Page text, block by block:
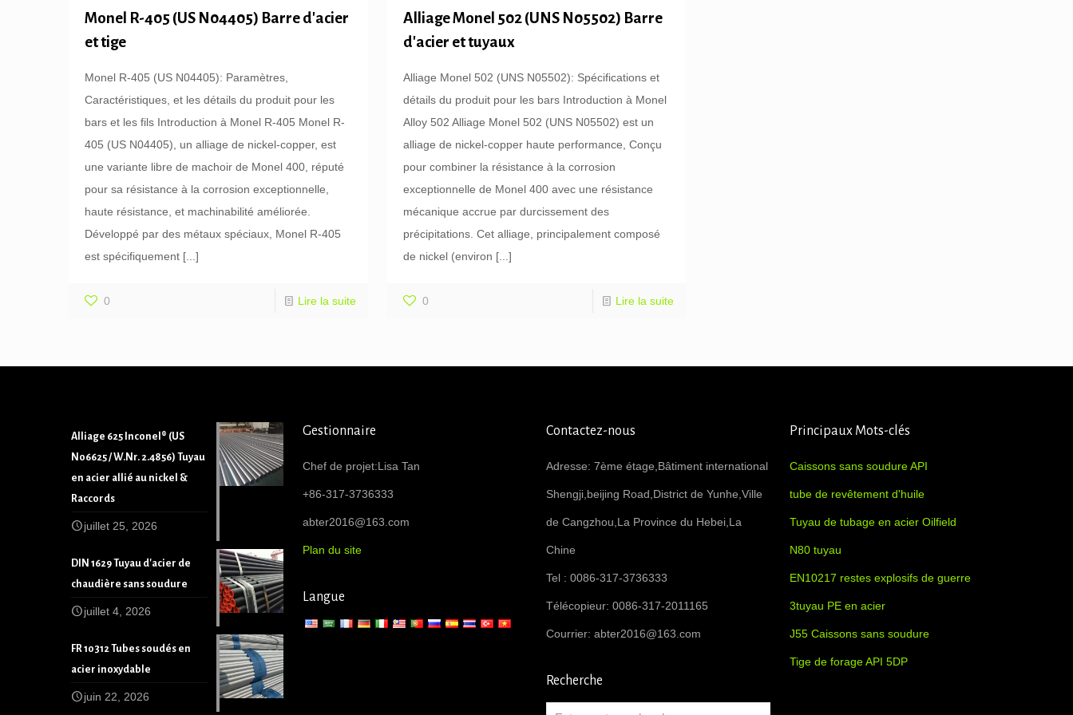
Monel R-405 (US N04405) Barre d'acier
et tige
Monel R-405 (US N04405): Paramètres,
Caractéristiques, et les détails du produit pour les
bars et les fils Introduction à Monel R-405 Monel R-
405 (US N04405), un alliage de nickel-copper, est
une variante libre de machoir de Monel 400, réputé
pour sa résistance à la corrosion exceptionnelle,
haute résistance, et machinabilité améliorée.
Développé par des métaux spéciaux, Monel R-405
est spécifiquement[...]
0 Lire la suite
Alliage Monel 502 (UNS N05502) Barre
d'acier et tuyaux
Alliage Monel 502 (UNS N05502): Spécifications et
détails du produit pour les bars Introduction à Monel
Alloy 502 Alliage Monel 502 (UNS N05502) est un
alliage de nickel-copper haute performance, Conçu
pour combiner la résistance à la corrosion
exceptionnelle de Monel 400 avec une résistance
mécanique accrue par durcissement des
précipitations. Cet alliage, principalement composé
de nickel (environ [...]
0 Lire la suite
Alliage 625 Inconel® (US
N06625 / W.Nr. 2.4856) Tuyau
en acier allié au nickel &
Raccords
juillet 25, 2026
DIN 1629 Tuyau d'acier de
chaudière sans soudure
juillet 4, 2026
FR 10312 Tubes soudés en
acier inoxydable
juin 22, 2026
Gestionnaire
Chef de projet:Lisa Tan
+86-317-3736333
abter2016@163.com
Plan du site
Langue
Contactez-nous
Adresse: 7ème étage,Bâtiment international
Shengji,beijing Road,District de Yunhe,Ville
de Cangzhou,La Province du Hebei,La
Chine
Tel : 0086-317-3736333
Télécopieur: 0086-317-2011165
Courrier: abter2016@163.com
Recherche
Principaux Mots-clés
Caissons sans soudure API
tube de revêtement d'huile
Tuyau de tubage en acier Oilfield
N80 tuyau
EN10217 restes explosifs de guerre
3tuyau PE en acier
J55 Caissons sans soudure
Tige de forage API 5DP